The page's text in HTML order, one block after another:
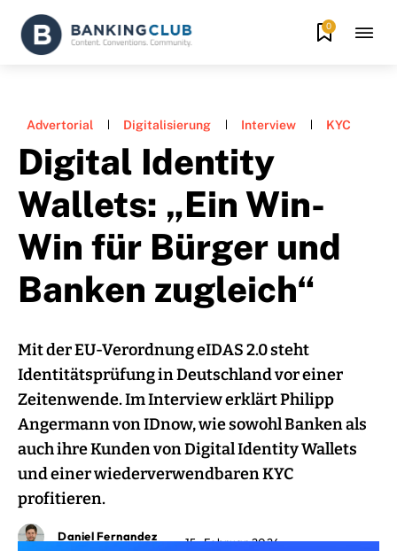
0
Advertorial Digitalisierung Interview KYC
Digital Identity
Wallets: „Ein Win-
Win für Bürger und
Banken zugleich“
Mit der EU-Verordnung eIDAS 2.0 steht
Identitätsprüfung in Deutschland vor einer
Zeitenwende. Im Interview erklärt Philipp
Angermann von IDnow, wie sowohl Banken als
auch ihre Kunden von Digital Identity Wallets
und einer wiederverwendbaren KYC
profitieren.
Daniel Fernandez 15. Februar 2024